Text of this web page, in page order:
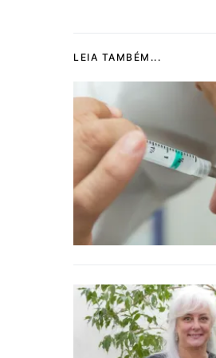
LEIA TAMBÉM...